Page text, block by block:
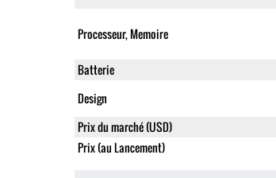
Processeur, Memoire
Batterie
Design
Prix du marché (USD)
Prix (au Lancement)